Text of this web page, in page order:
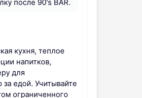
после 90's BAR.
кухня, теплое
напитков,
для
едой. Учитывайте
ограниченного